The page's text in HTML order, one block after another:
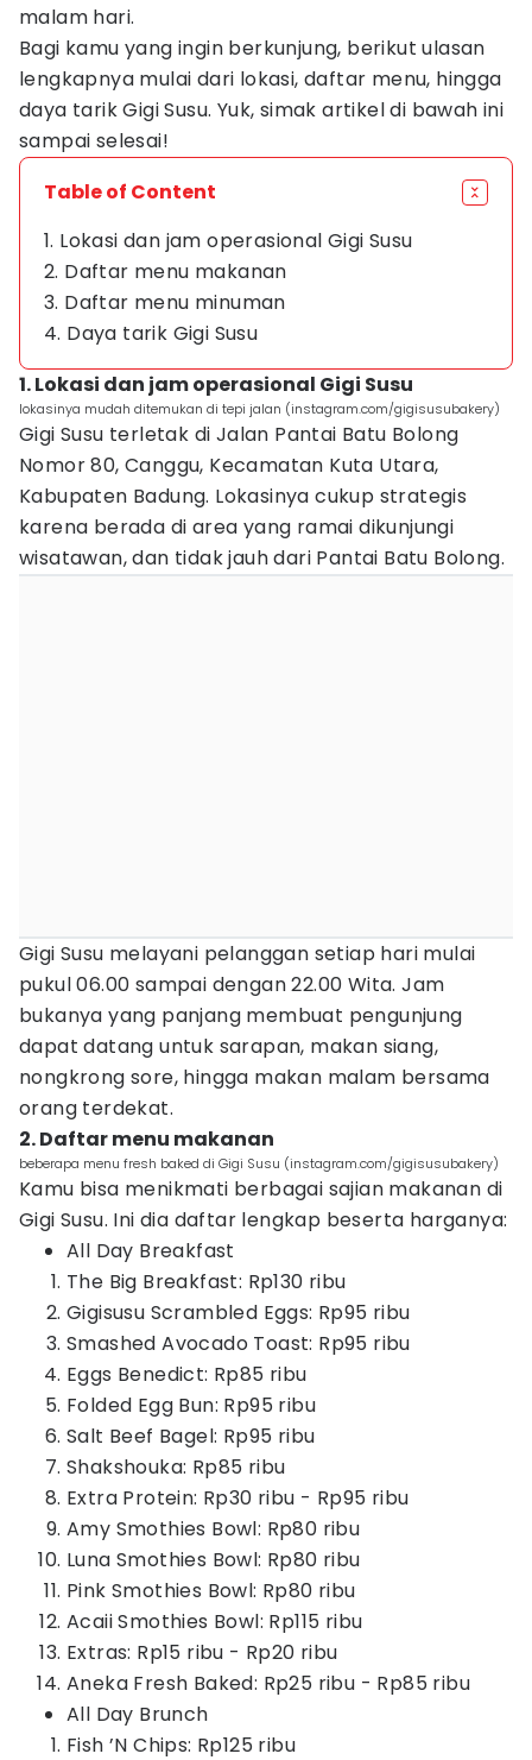
malam hari.
Bagi kamu yang ingin berkunjung, berikut ulasan
lengkapnya mulai dari lokasi, daftar menu, hingga
daya tarik Gigi Susu. Yuk, simak artikel di bawah ini
sampai selesai!
Table of Content
1. Lokasi dan jam operasional Gigi Susu
2. Daftar menu makanan
3. Daftar menu minuman
4. Daya tarik Gigi Susu
1. Lokasi dan jam operasional Gigi Susu
lokasinya mudah ditemukan di tepi jalan (instagram.com/gigisusubakery)
Gigi Susu terletak di Jalan Pantai Batu Bolong
Nomor 80, Canggu, Kecamatan Kuta Utara,
Kabupaten Badung. Lokasinya cukup strategis
karena berada di area yang ramai dikunjungi
wisatawan, dan tidak jauh dari Pantai Batu Bolong.
Gigi Susu melayani pelanggan setiap hari mulai
pukul 06.00 sampai dengan 22.00 Wita. Jam
bukanya yang panjang membuat pengunjung
dapat datang untuk sarapan, makan siang,
nongkrong sore, hingga makan malam bersama
orang terdekat.
2. Daftar menu makanan
beberapa menu fresh baked di Gigi Susu (instagram.com/gigisusubakery)
Kamu bisa menikmati berbagai sajian makanan di
Gigi Susu. Ini dia daftar lengkap beserta harganya:
All Day Breakfast
The Big Breakfast: Rp130 ribu
Gigisusu Scrambled Eggs: Rp95 ribu
Smashed Avocado Toast: Rp95 ribu
Eggs Benedict: Rp85 ribu
Folded Egg Bun: Rp95 ribu
Salt Beef Bagel: Rp95 ribu
Shakshouka: Rp85 ribu
Extra Protein: Rp30 ribu - Rp95 ribu
Amy Smothies Bowl: Rp80 ribu
Luna Smothies Bowl: Rp80 ribu
Pink Smothies Bowl: Rp80 ribu
Acaii Smothies Bowl: Rp115 ribu
Extras: Rp15 ribu - Rp20 ribu
Aneka Fresh Baked: Rp25 ribu - Rp85 ribu
All Day Brunch
Fish ’N Chips: Rp125 ribu